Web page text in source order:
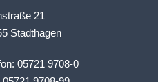
21
Stadthagen
05721 9708-0